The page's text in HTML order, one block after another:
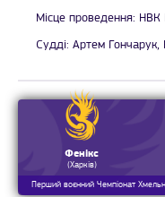
Місце проведення:
Судді: Артем
Фенікс
(Харків)